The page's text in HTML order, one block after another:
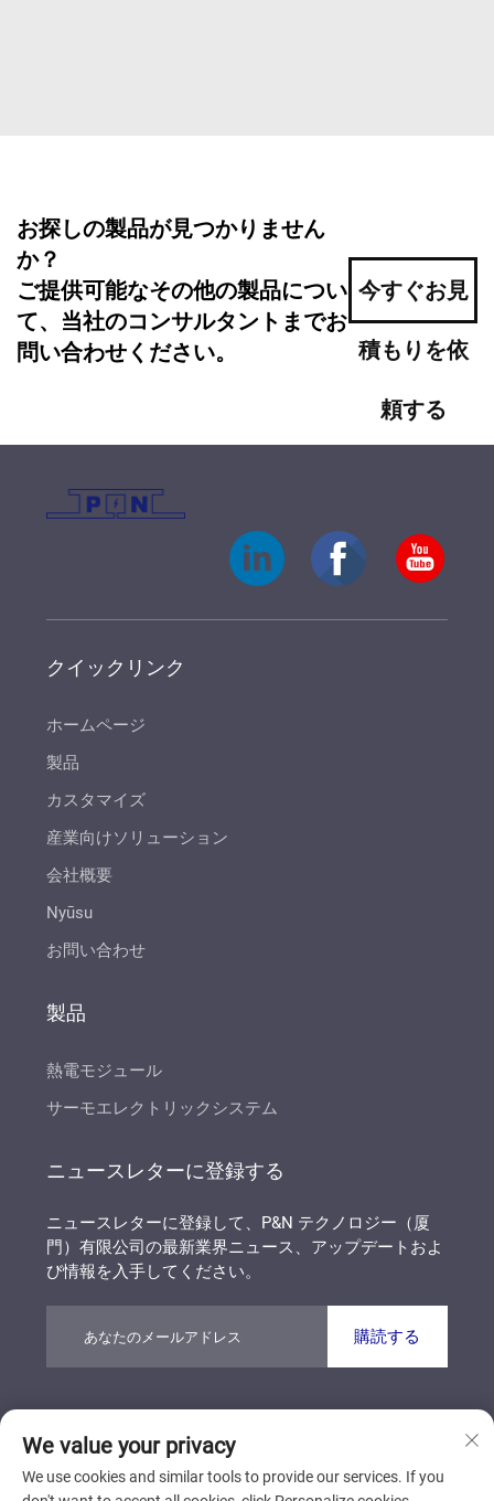
お探しの製品が見つかりません
か？
ご提供可能なその他の製品につい
て、当社のコンサルタントまでお
問い合わせください。
今すぐお見
積もりを依
頼する
クイックリンク
ホームページ
製品
カスタマイズ
産業向けソリューション
会社概要
Nyūsu
お問い合わせ
製品
熱電モジュール
サーモエレクトリックシステム
ニュースレターに登録する
ニュースレターに登録して、P&N テクノロジー（厦
門）有限公司の最新業界ニュース、アップデートおよ
び情報を入手してください。
購読する
の権利を保有しています
ブログ
We value your privacy
We use cookies and similar tools to provide our services. If you